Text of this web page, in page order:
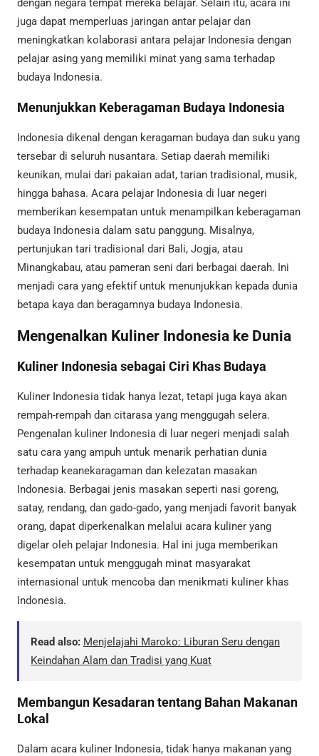
dengan negara tempat mereka belajar. Selain itu, acara ini
juga dapat memperluas jaringan antar pelajar dan
meningkatkan kolaborasi antara pelajar Indonesia dengan
pelajar asing yang memiliki minat yang sama terhadap
budaya Indonesia.
Menunjukkan Keberagaman Budaya Indonesia
Indonesia dikenal dengan keragaman budaya dan suku yang
tersebar di seluruh nusantara. Setiap daerah memiliki
keunikan, mulai dari pakaian adat, tarian tradisional, musik,
hingga bahasa. Acara pelajar Indonesia di luar negeri
memberikan kesempatan untuk menampilkan keberagaman
budaya Indonesia dalam satu panggung. Misalnya,
pertunjukan tari tradisional dari Bali, Jogja, atau
Minangkabau, atau pameran seni dari berbagai daerah. Ini
menjadi cara yang efektif untuk menunjukkan kepada dunia
betapa kaya dan beragamnya budaya Indonesia.
Mengenalkan Kuliner Indonesia ke Dunia
Kuliner Indonesia sebagai Ciri Khas Budaya
Kuliner Indonesia tidak hanya lezat, tetapi juga kaya akan
rempah-rempah dan citarasa yang menggugah selera.
Pengenalan kuliner Indonesia di luar negeri menjadi salah
satu cara yang ampuh untuk menarik perhatian dunia
terhadap keanekaragaman dan kelezatan masakan
Indonesia. Berbagai jenis masakan seperti nasi goreng,
satay, rendang, dan gado-gado, yang menjadi favorit banyak
orang, dapat diperkenalkan melalui acara kuliner yang
digelar oleh pelajar Indonesia. Hal ini juga memberikan
kesempatan untuk menggugah minat masyarakat
internasional untuk mencoba dan menikmati kuliner khas
Indonesia.
Read also: Menjelajahi Maroko: Liburan Seru dengan
Keindahan Alam dan Tradisi yang Kuat
Membangun Kesadaran tentang Bahan Makanan
Lokal
Dalam acara kuliner Indonesia, tidak hanya makanan yang